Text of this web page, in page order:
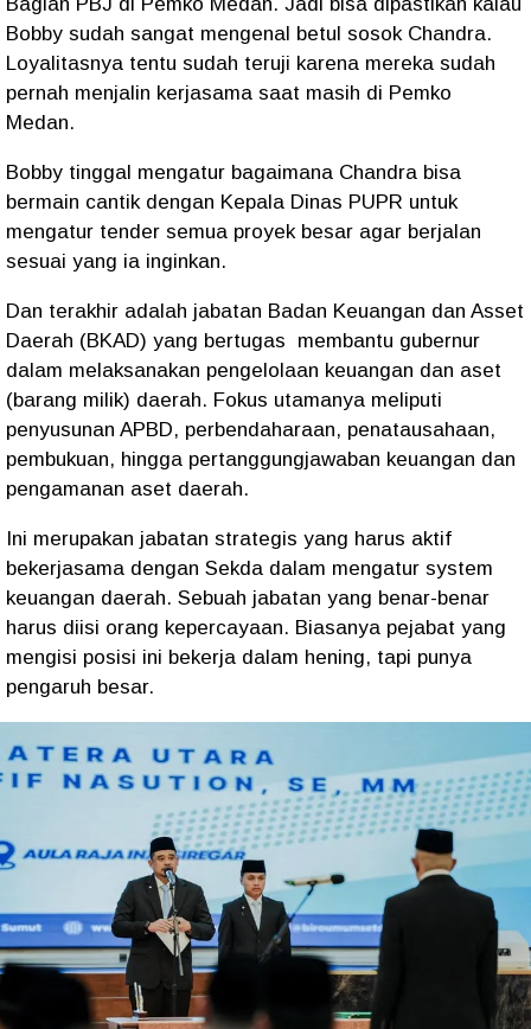
Bobby sudah sangat mengenal betul sosok Chandra.
Loyalitasnya tentu sudah teruji karena mereka sudah
pernah menjalin kerjasama saat masih di Pemko
Medan.
Bobby tinggal mengatur bagaimana Chandra bisa
bermain cantik dengan Kepala Dinas PUPR untuk
mengatur tender semua proyek besar agar berjalan
sesuai yang ia inginkan.
Dan terakhir adalah jabatan Badan Keuangan dan Asset
Daerah (BKAD) yang bertugas
membantu gubernur
dalam melaksanakan pengelolaan keuangan dan aset
(barang milik) daerah. Fokus utamanya meliputi
penyusunan APBD, perbendaharaan, penatausahaan,
pembukuan, hingga pertanggungjawaban keuangan dan
pengamanan aset daerah.
Ini merupakan jabatan strategis yang harus aktif
bekerjasama dengan Sekda dalam mengatur system
keuangan daerah. Sebuah jabatan yang benar-benar
harus diisi orang kepercayaan. Biasanya pejabat yang
mengisi posisi ini bekerja dalam hening, tapi punya
pengaruh besar.